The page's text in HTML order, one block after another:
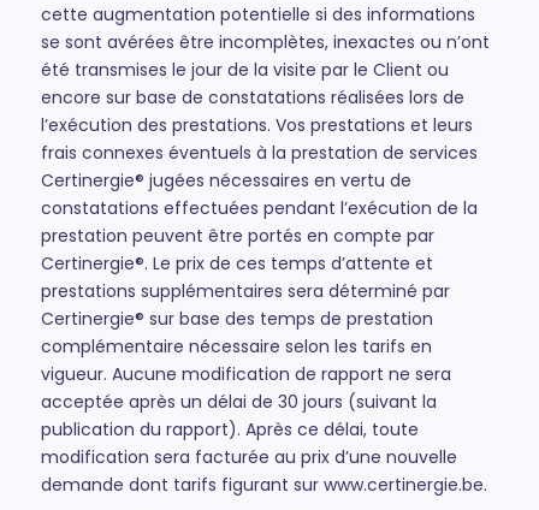
cette augmentation potentielle si des informations
se sont avérées être incomplètes, inexactes ou n’ont
été transmises le jour de la visite par le Client ou
encore sur base de constatations réalisées lors de
l’exécution des prestations. Vos prestations et leurs
frais connexes éventuels à la prestation de services
Certinergie® jugées nécessaires en vertu de
constatations effectuées pendant l’exécution de la
prestation peuvent être portés en compte par
Certinergie®. Le prix de ces temps d’attente et
prestations supplémentaires sera déterminé par
Certinergie® sur base des temps de prestation
complémentaire nécessaire selon les tarifs en
vigueur. Aucune modification de rapport ne sera
acceptée après un délai de 30 jours (suivant la
publication du rapport). Après ce délai, toute
modification sera facturée au prix d’une nouvelle
demande dont tarifs figurant sur www.certinergie.be.